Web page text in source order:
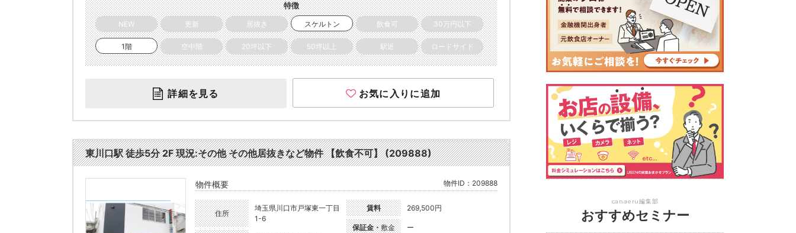
特徴
NEW 更新 居抜き スケルトン 飲食可 30万円以下
1階 空中階 20坪以下 50坪以上 駅近 ロードサイド
詳細を見る お気に入りに追加
東川口駅 徒歩5分 2F 現況:その他 その他居抜きなど物件 【飲食不可】 (209888)
物件概要 物件ID：209888
住所
埼玉県川口市戸塚東一丁目
1-6
賃料 269,500円
保証金・敷金 ー
canaeru編集部
おすすめセミナー